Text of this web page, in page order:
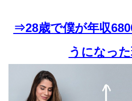
⇒28歳で僕が年収
うになっ